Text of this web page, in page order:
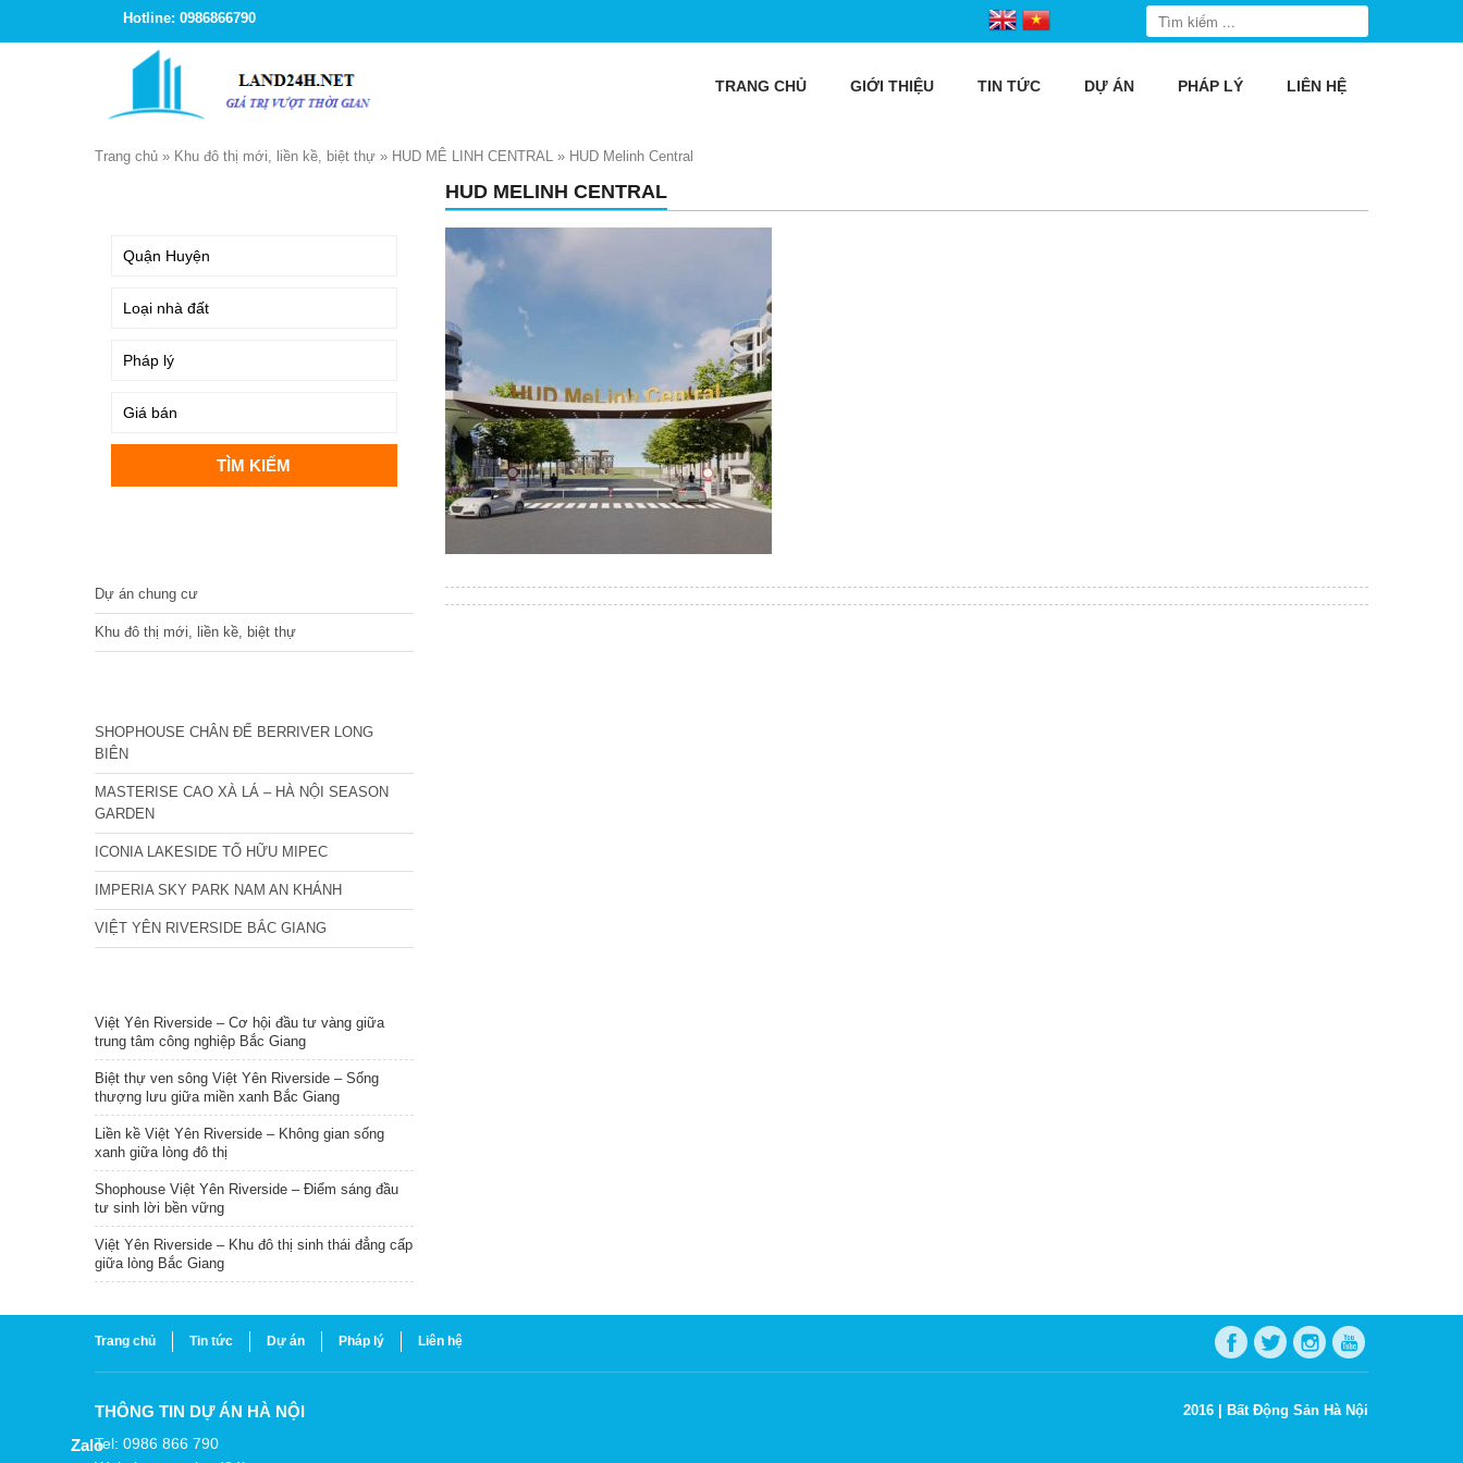
Hotline: 0986866790
TRANG CHỦ GIỚI THIỆU TIN TỨC DỰ ÁN PHÁP LÝ LIÊN HỆ
Trang chủ » Khu đô thị mới, liền kề, biệt thự » HUD MÊ LINH CENTRAL » HUD Melinh Central
HUD MELINH CENTRAL
Dự án chung cư
Khu đô thị mới, liền kề, biệt thự
SHOPHOUSE CHÂN ĐẾ BERRIVER LONG
BIÊN
MASTERISE CAO XÀ LÁ – HÀ NỘI SEASON
GARDEN
ICONIA LAKESIDE TỐ HỮU MIPEC
IMPERIA SKY PARK NAM AN KHÁNH
VIỆT YÊN RIVERSIDE BẮC GIANG
Việt Yên Riverside – Cơ hội đầu tư vàng giữa
trung tâm công nghiệp Bắc Giang
Biệt thự ven sông Việt Yên Riverside – Sống
thượng lưu giữa miền xanh Bắc Giang
Liền kề Việt Yên Riverside – Không gian sống
xanh giữa lòng đô thị
Shophouse Việt Yên Riverside – Điểm sáng đầu
tư sinh lời bền vững
Việt Yên Riverside – Khu đô thị sinh thái đẳng cấp
giữa lòng Bắc Giang
Trang chủ Tin tức Dự án Pháp lý Liên hệ
THÔNG TIN DỰ ÁN HÀ NỘI
Tel: 0986 866 790
2016 | Bất Động Sản Hà Nội
Zalo